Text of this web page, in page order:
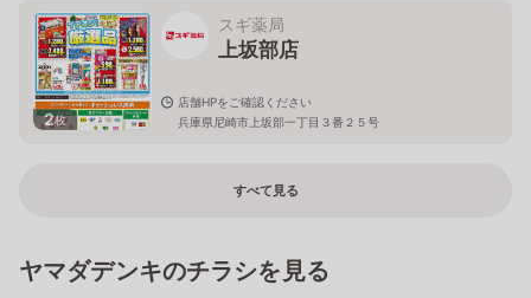
2枚
スギ薬局
上坂部店
店舗HPをご確認ください
兵庫県尼崎市上坂部一丁目３番２５号
すべて見る
ヤマダデンキのチラシを見る